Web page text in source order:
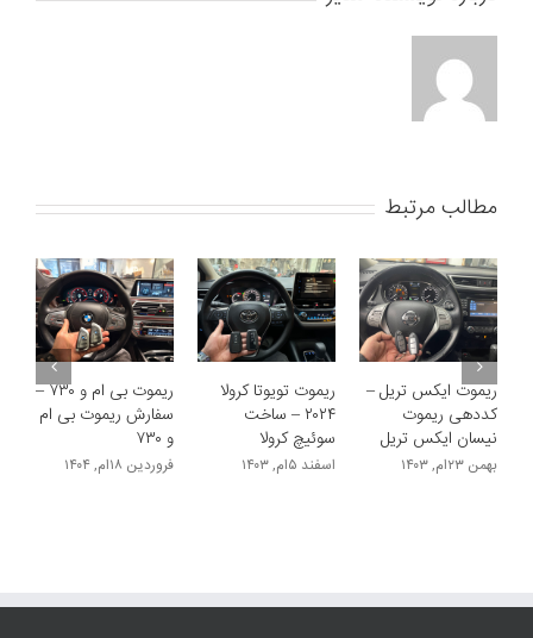
مطالب مرتبط
ریموت بی ام و ۷۳۰ –
سفارش ریموت بی ام
و ۷۳۰
فروردین ۱۸ام, ۱۴۰۴
ریموت تویوتا کرولا
۲۰۲۴ – ساخت
سوئیچ کرولا
اسفند ۵ام, ۱۴۰۳
ریموت ایکس تریل –
کددهی ریموت
نیسان ایکس تریل
بهمن ۲۳ام, ۱۴۰۳